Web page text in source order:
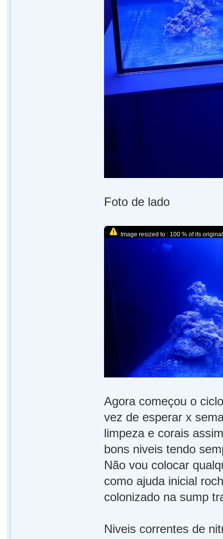
Foto de lado
Image resized to : 100 % of its
Agora começou o
vez de esperar x
limpeza e corais
bons niveis tendo
Não vou colocar
como ajuda inicial
colonizado na sump
Niveis correntes de